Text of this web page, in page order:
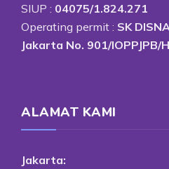
SIUP : 04075/1.824.271
Operating permit : SK
Jakarta No. 901/IOPPJPB/
ALAMAT KAMI
Jakarta: